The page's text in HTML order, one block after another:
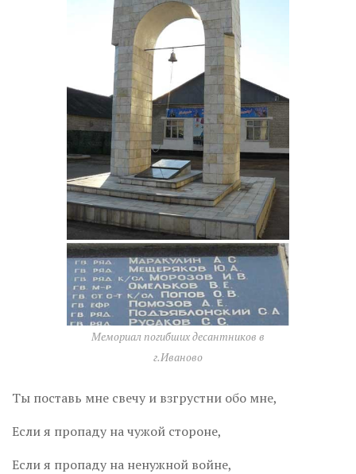
Мемориал погибших десантников в
г.Иваново
Ты поставь мне свечу и взгрустни обо мне,
Если я пропаду на чужой стороне,
Если я пропаду на ненужной войне,